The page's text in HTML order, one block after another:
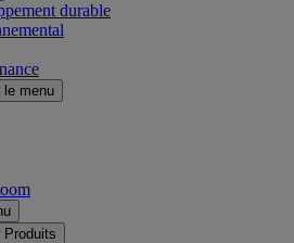
durable
le menu
Produits